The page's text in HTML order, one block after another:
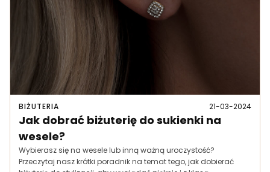
BIŻUTERIA 21-03-2024
Jak dobrać biżuterię do sukienki na
wesele?
Wybierasz się na wesele lub inną ważną uroczystość?
Przeczytaj nasz krótki poradnik na temat tego, jak dobierać